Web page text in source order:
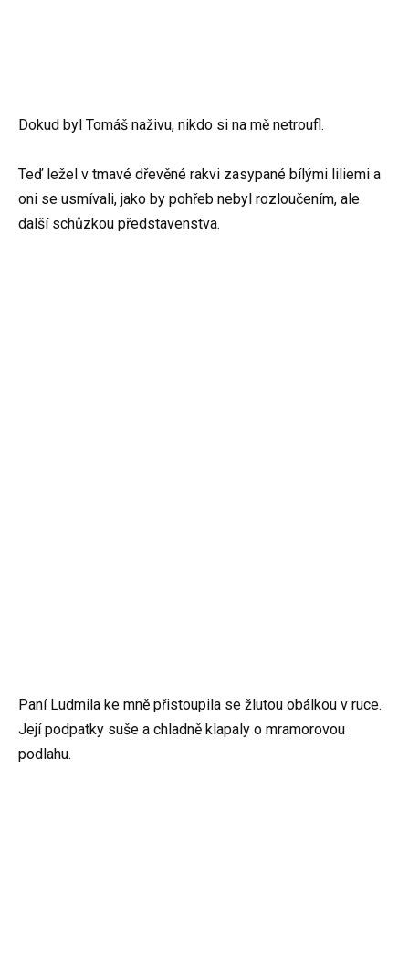
Dokud byl Tomáš naživu, nikdo si na mě netroufl.
Teď ležel v tmavé dřevěné rakvi zasypané bílými liliemi a
oni se usmívali, jako by pohřeb nebyl rozloučením, ale
další schůzkou představenstva.
Paní Ludmila ke mně přistoupila se žlutou obálkou v ruce.
Její podpatky suše a chladně klapaly o mramorovou
podlahu.